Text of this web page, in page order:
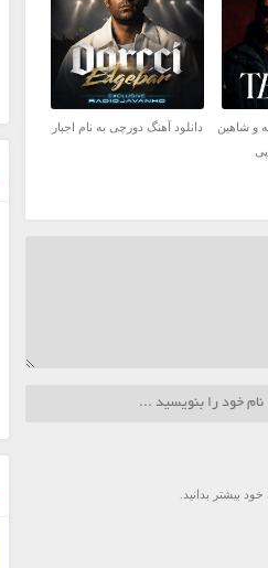
و شاهین
دانلود آهنگ دورچی به نام اجبار
بیشتر بدانید.